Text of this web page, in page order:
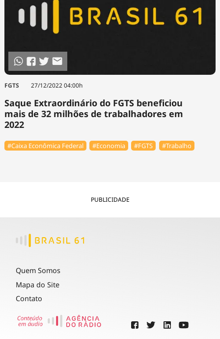
FGTS 27/12/2022 04:00h
Saque Extraordinário do FGTS beneficiou
mais de 32 milhões de trabalhadores em
2022
#Caixa Econômica Federal #Economia #FGTS #Trabalho
PUBLICIDADE
Quem Somos
Mapa do Site
Contato